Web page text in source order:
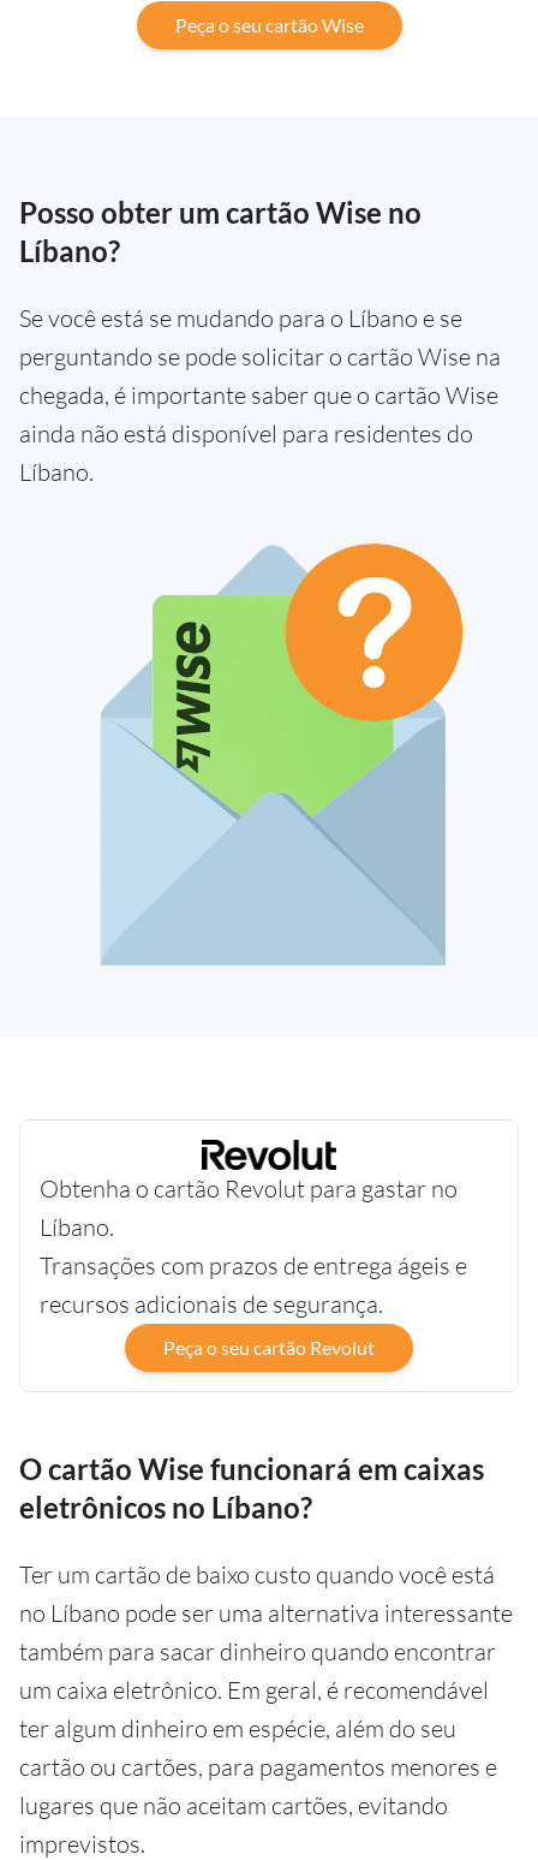
Peça o seu cartão Wise
Posso obter um cartão Wise no
Líbano?
Se você está se mudando para o Líbano e se
perguntando se pode solicitar o cartão Wise na
chegada, é importante saber que o cartão Wise
ainda não está disponível para residentes do
Líbano.
Obtenha o cartão Revolut para gastar no
Líbano.
Transações com prazos de entrega ágeis e
recursos adicionais de segurança.
Peça o seu cartão Revolut
O cartão Wise funcionará em caixas
eletrônicos no Líbano?
Ter um cartão de baixo custo quando você está
no Líbano pode ser uma alternativa interessante
também para sacar dinheiro quando encontrar
um caixa eletrônico. Em geral, é recomendável
ter algum dinheiro em espécie, além do seu
cartão ou cartões, para pagamentos menores e
lugares que não aceitam cartões, evitando
imprevistos.